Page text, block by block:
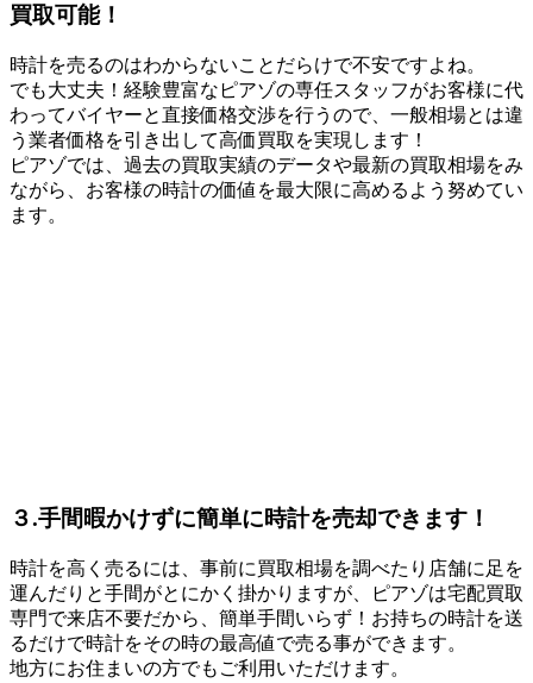
買取可能！
時計を売るのはわからないことだらけで不安ですよね。
でも大丈夫！経験豊富なピアゾの専任スタッフがお客様に代
わってバイヤーと直接価格交渉を行うので、一般相場とは違
う業者価格を引き出して高価買取を実現します！
ピアゾでは、過去の買取実績のデータや最新の買取相場をみ
ながら、お客様の時計の価値を最大限に高めるよう努めてい
ます。
３.手間暇かけずに簡単に時計を売却できます！
時計を高く売るには、事前に買取相場を調べたり店舗に足を
運んだりと手間がとにかく掛かりますが、ピアゾは宅配買取
専門で来店不要だから、簡単手間いらず！お持ちの時計を送
るだけで時計をその時の最高値で売る事ができます。
地方にお住まいの方でもご利用いただけます。